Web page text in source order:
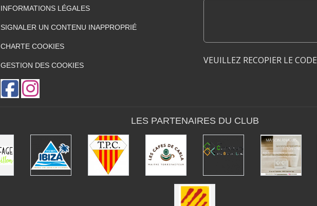
INFORMATIONS LÉGALES
SIGNALER UN CONTENU INAPPROPRIÉ
CHARTE COOKIES
GESTION DES COOKIES VEUILLEZ RECOPIER LE CODE
LES PARTENAIRES DU CLUB